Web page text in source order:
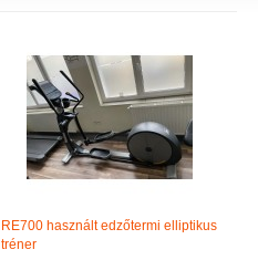
RE700 használt edzőtermi elliptikus
tréner